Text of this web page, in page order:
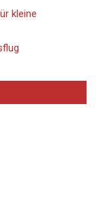
kleine